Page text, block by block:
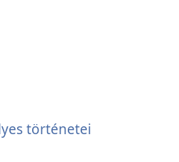
történetei